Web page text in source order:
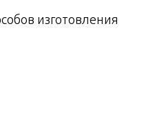
изготовления